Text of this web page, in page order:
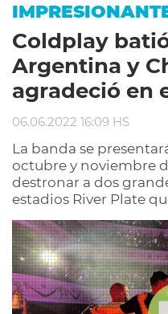
Coldplay
Argentina y
agradeció en
06.06.2022 16:09 HS
La banda se
octubre y noviembre
destronar a dos
estadios River Plate